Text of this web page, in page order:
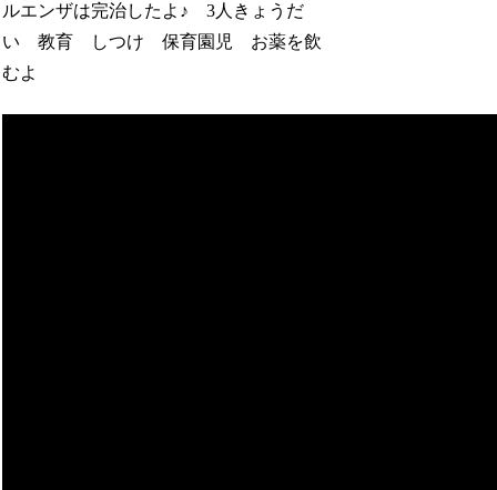
ルエンザは完治したよ♪ 3人きょうだ
い 教育 しつけ 保育園児 お薬を飲
むよ